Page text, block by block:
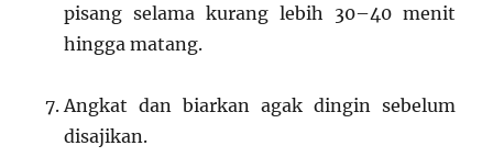
pisang selama kurang lebih 30–40 menit
hingga matang.
Angkat dan biarkan agak dingin sebelum
disajikan.